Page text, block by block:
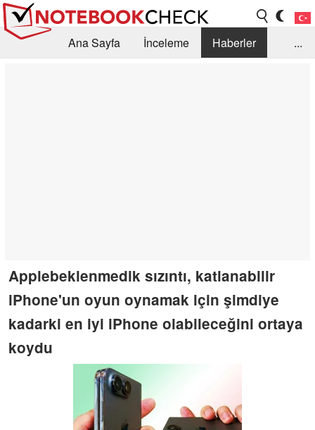
Ana Sayfa İnceleme
Haberler
...
Applebeklenmedik sızıntı, katlanabilir
iPhone'un oyun oynamak için şimdiye
kadarki en iyi iPhone olabileceğini ortaya
koydu